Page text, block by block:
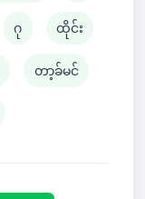
ဂု ထိုင်း
တာ့ခ်မင်